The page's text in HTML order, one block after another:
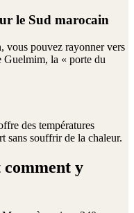
le Sud marocain
vous pouvez rayonner vers
la « porte du
des températures
sans souffrir de la chaleur.
comment y